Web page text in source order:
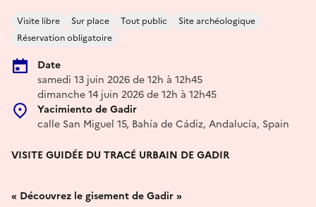
Visite libre Sur place Tout public
Site archéologique
Réservation obligatoire
Date
samedi 13 juin 2026 de 12h à 12h45
dimanche 14 juin 2026 de 12h à 12h45
Yacimiento de Gadir
calle San Miguel 15, Bahía de Cádiz, Andalucía, Spain
VISITE GUIDÉE DU TRACÉ URBAIN DE GADIR
« Découvrez le gisement de Gadir »